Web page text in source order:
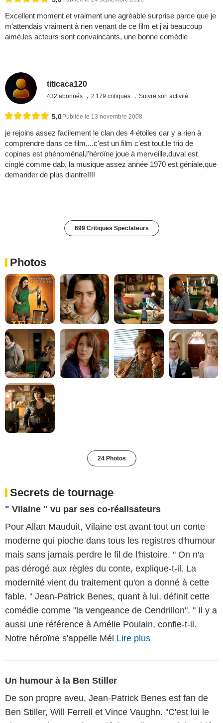
Excellent moment et vraiment une agréable surprise parce que je
m'attendais vraiment à rien venant de ce film et j'ai beaucoup
aimé,les acteurs sont convaincants, une bonne comédie
titicaca120
432 abonnés 2 179 critiques Suivre son activité
5,0 Publiée le 13 novembre 2008
je rejoins assez facilement le clan des 4 étoiles car y a rien à
comprendre dans ce film....c'est un film c'est tout.le trio de
copines est phénoménal,l'héroïne joue à merveille,duval est
cinglé comme dab, la musique assez année 1970 est géniale,que
demander de plus diantre!!!!
699 Critiques Spectateurs
Photos
24 Photos
Secrets de tournage
" Vilaine " vu par ses co-réalisateurs
Pour Allan Mauduit, Vilaine est avant tout un conte
moderne qui pioche dans tous les registres d'humour
mais sans jamais perdre le fil de l'histoire. " On n'a
pas dérogé aux règles du conte, explique-t-il. La
modernité vient du traitement qu'on a donné à cette
fable. " Jean-Patrick Benes, quant à lui, définit cette
comédie comme "la vengeance de Cendrillon". " Il y a
aussi une référence à Amélie Poulain, confie-t-il.
Notre héroïne s'appelle Mél Lire plus
Un humour à la Ben Stiller
De son propre aveu, Jean-Patrick Benes est fan de
Ben Stiller, Will Ferrell et Vince Vaughn. "C'est lui le